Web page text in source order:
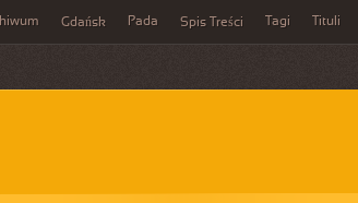
Gdańsk Pada Spis Treści Tagi Tituli